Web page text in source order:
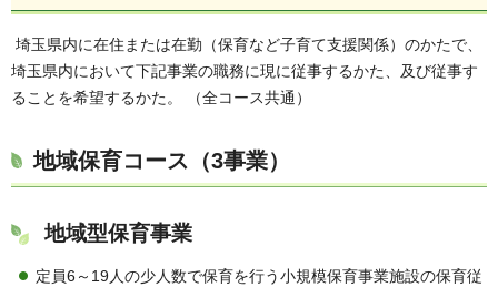
埼玉県内に在住または在勤（保育など子育て支援関係）のかたで、
埼玉県内において下記事業の職務に現に従事するかた、及び従事す
ることを希望するかた。 （全コース共通）
地域保育コース（3事業）
地域型保育事業
定員6～19人の少人数で保育を行う小規模保育事業施設の保育従